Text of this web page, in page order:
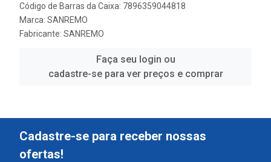
Código de Barras da Caixa: 7896359044818
Marca: SANREMO
Fabricante: SANREMO
Faça seu login ou
cadastre-se para ver preços e comprar
Cadastre-se para receber nossas
ofertas!